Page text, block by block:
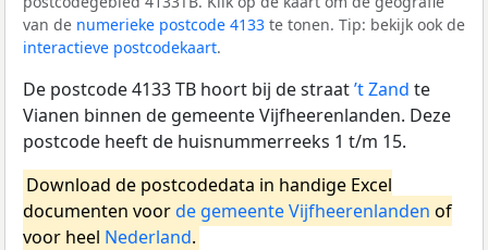
van de numerieke postcode 4133 te tonen. Tip: bekijk ook de
interactieve postcodekaart.
De postcode 4133 TB hoort bij de straat’t Zand te
Vianen binnen de gemeente Vijfheerenlanden. Deze
postcode heeft de huisnummerreeks 1 t/m 15.
Download de postcodedata in handige Excel
documenten voorde gemeente Vijfheerenlanden of
voor heel Nederland.